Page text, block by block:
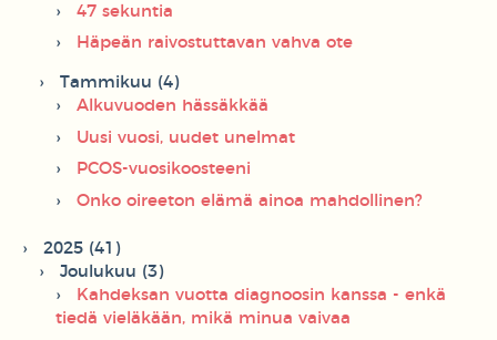
47 sekuntia
Häpeän raivostuttavan vahva ote
Tammikuu (4)
Alkuvuoden hässäkkää
Uusi vuosi, uudet unelmat
PCOS-vuosikoosteeni
Onko oireeton elämä ainoa mahdollinen?
2025 (41)
Joulukuu (3)
Kahdeksan vuotta diagnoosin kanssa - enkä
tiedä vieläkään, mikä minua vaivaa